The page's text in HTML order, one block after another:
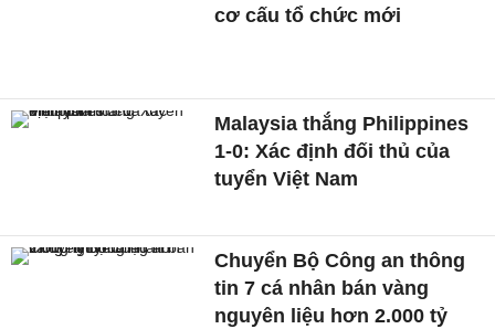
cơ cấu tổ chức mới
Malaysia thắng Philippines
1-0: Xác định đối thủ của
tuyển Việt Nam
Chuyển Bộ Công an thông
tin 7 cá nhân bán vàng
nguyên liệu hơn 2.000 tỷ